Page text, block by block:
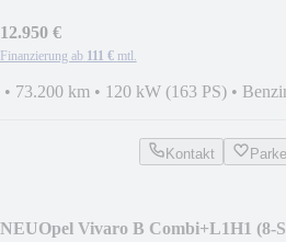
12.950 €
Finanzierung ab 111 € mtl.
• 73.200 km • 120 kW (163 PS) •
Kontakt
NEUOpel Vivaro B Combi+L1H1 (8-